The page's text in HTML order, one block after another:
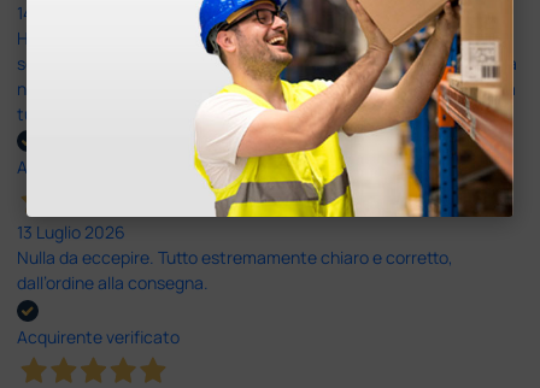
14 Luglio 2026
Ho acquistato un ecografo da Doctor Shop e sono rimasto molto
soddisfatto dell'esperienza. Apparecchiatura di qualità, consegna
nei tempi previsti e un servizio clienti disponibile che ha risposto a
tutti i miei dubbi prima dell'acquisto. Consigliato
Acquirente verificato
13 Luglio 2026
Nulla da eccepire. Tutto estremamente chiaro e corretto,
dall’ordine alla consegna.
Acquirente verificato